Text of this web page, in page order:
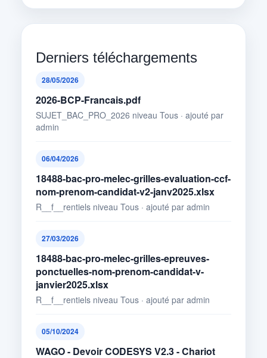
Derniers téléchargements
28/05/2026
2026-BCP-Francais.pdf
SUJET_BAC_PRO_2026 niveau Tous · ajouté par
admin
06/04/2026
18488-bac-pro-melec-grilles-evaluation-ccf-
nom-prenom-candidat-v2-janv2025.xlsx
R__f__rentiels niveau Tous · ajouté par admin
27/03/2026
18488-bac-pro-melec-grilles-epreuves-
ponctuelles-nom-prenom-candidat-v-
janvier2025.xlsx
R__f__rentiels niveau Tous · ajouté par admin
05/10/2024
WAGO - Devoir CODESYS V2.3 - Chariot